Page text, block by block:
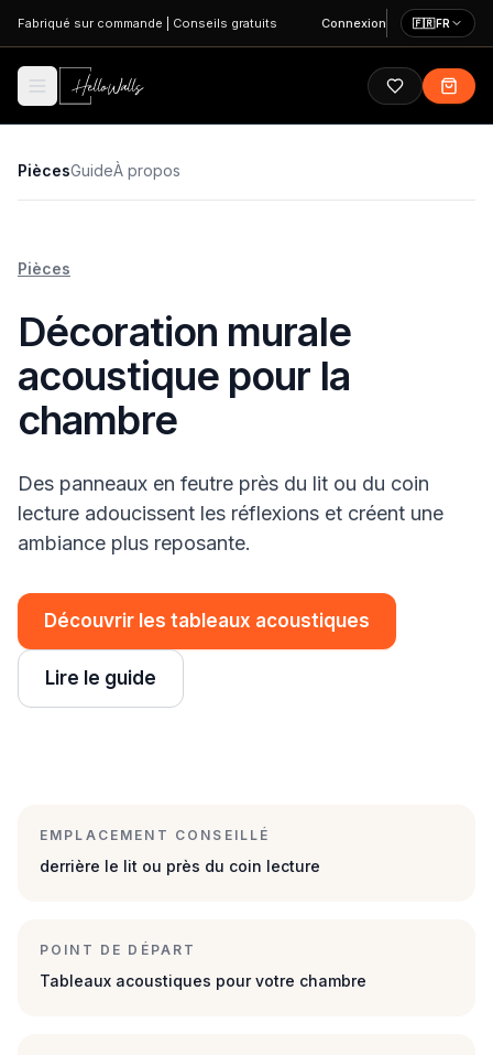
Aller au contenu principal
Fabriqué sur commande Conseils gratuits Connexion 🇫🇷FR
PiècesGuideÀ propos
Pièces
Décoration murale
acoustique pour la
chambre
Des panneaux en feutre près du lit ou du coin
lecture adoucissent les réflexions et créent une
ambiance plus reposante.
Découvrir les tableaux acoustiques
Lire le guide
EMPLACEMENT CONSEILLÉ
derrière le lit ou près du coin lecture
POINT DE DÉPART
Tableaux acoustiques pour votre chambre